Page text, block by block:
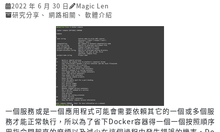
2022 年 6 月 30 日
Magic Len
研究分享 、 網路相關 、 軟體介紹
一個服務或是一個應用程式可能會需要依賴其它的一個或多個服
務才能正常執行，所以為了省下Docker容器得一個一個按照順序